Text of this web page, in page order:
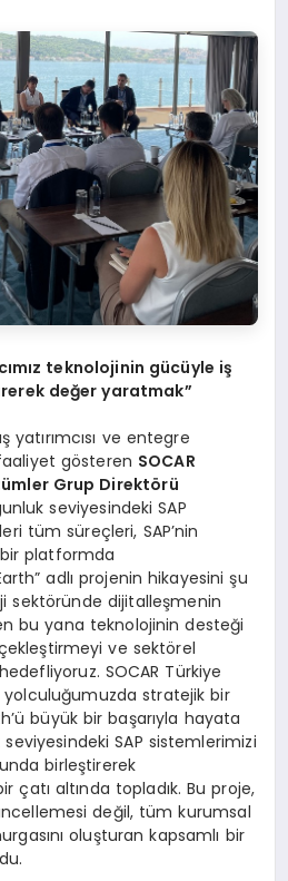
teknolojinin gücüyle iş
değer yaratmak”
yatırımcısı ve entegre
gösteren SOCAR
Grup Direktörü
seviyesindeki SAP
tüm süreçleri, SAP’nin
platformda
adlı projenin hikayesini şu
sektöründe dijitalleşmenin
bu yana teknolojinin desteği
ve sektörel
SOCAR Türkiye
stratejik bir
büyük bir başarıyla hayata
seviyesindeki SAP sistemlerimizi
birleştirerek
çatı altında topladık. Bu proje,
değil, tüm kurumsal
oluşturan kapsamlı bir